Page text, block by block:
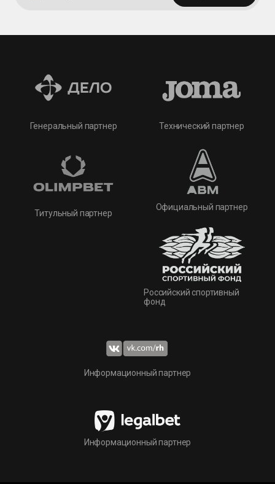
Генеральный партнер
Титульный партнер
Технический партнер
Официальный партнер
Российский спортивный
фонд
Информационный партнер
Информационный партнер